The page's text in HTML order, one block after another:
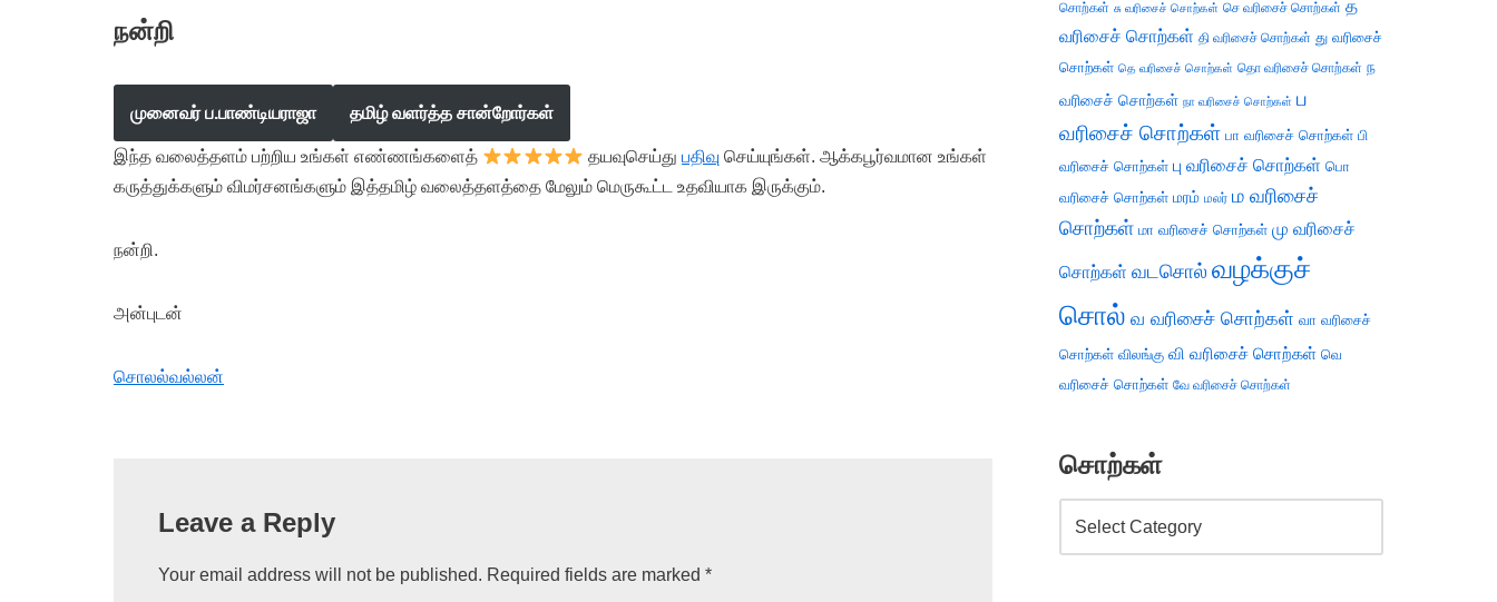
நன்றி
முனைவர் ப.பாண்டியராஜா தமிழ் வளர்த்த சான்றோர்கள்
இந்த வலைத்தளம் பற்றிய உங்கள் எண்ணங்களைத் தயவுசெய்துபதிவு செய்யுங்கள். ஆக்கபூர்வமான உங்கள்
கருத்துக்களும் விமர்சனங்களும் இத்தமிழ் வலைத்தளத்தை மேலும் மெருகூட்ட உதவியாக இருக்கும்.
நன்றி.
அன்புடன்
சொலல்வல்லன்
Leave a Reply
Your email address will not be published. Required fields are marked *
சொற்கள் சு வரிசைச் சொற்கள் செ வரிசைச் சொற்கள் த
வரிசைச் சொற்கள் தி வரிசைச் சொற்கள் து வரிசைச்
சொற்கள் தெ வரிசைச் சொற்கள் தொ வரிசைச் சொற்கள் ந
வரிசைச் சொற்கள் நா வரிசைச் சொற்கள் ப
வரிசைச் சொற்கள் பா வரிசைச் சொற்கள் பி
வரிசைச் சொற்கள் பு வரிசைச் சொற்கள் பொ
வரிசைச் சொற்கள் மரம் மலர் ம வரிசைச்
சொற்கள் மா வரிசைச் சொற்கள் மு வரிசைச்
சொற்கள் வடசொல் வழக்குச்
சொல் வ வரிசைச் சொற்கள் வா வரிசைச்
சொற்கள் விலங்கு வி வரிசைச் சொற்கள் வெ
வரிசைச் சொற்கள் வே வரிசைச் சொற்கள்
சொற்கள்